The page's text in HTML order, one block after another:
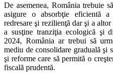
De asemenea, România trebuie
asigure o absorbţie eficientă
redresare şi rezilienţă dar şi a
a susţine tranziţia ecologică şi
2024, România ar trebui să
mediu de consolidare graduală şi
şi reforme care să permită o
fiscală prudentă.